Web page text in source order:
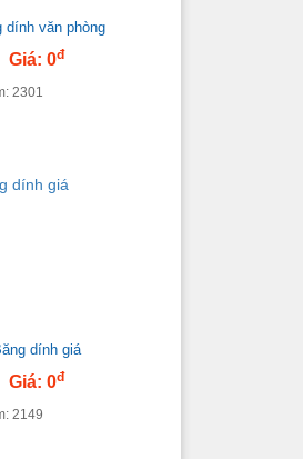
dính văn phòng
Giá: 0đ
2301
dính giá
Giá: 0đ
2149